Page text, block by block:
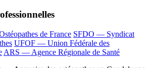
de France SFDO — Syndicat
UFOF — Union Fédérale des
ARS — Agence Régionale de Santé